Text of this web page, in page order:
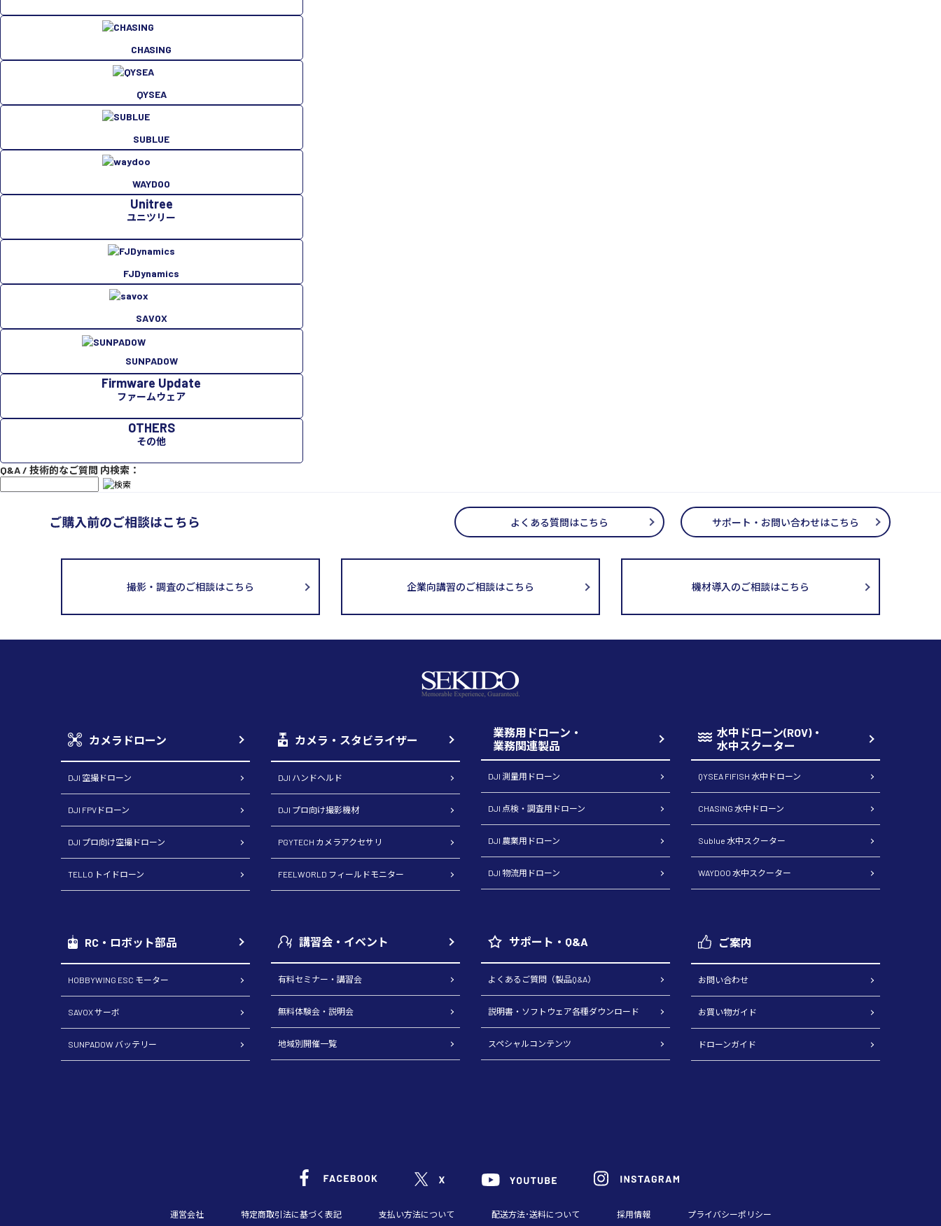
CHASING
QYSEA
SUBLUE
WAYDOO
Unitree
ユニツリー
FJDynamics
SAVOX
SUNPADOW
Firmware Update
ファームウェア
OTHERS
その他
Q&A / 技術的なご質問 内検索：
よくある質問はこちら サポート・お問い合わせはこちら
撮影・調査のご相談はこちら 企業向講習のご相談はこちら 機材導入のご相談はこちら
カメラドローン
DJI 空撮ドローン
DJI FPVドローン
DJI プロ向け空撮ドローン
TELLO トイドローン
カメラ・スタビライザー
DJI ハンドヘルド
DJI プロ向け撮影機材
PGYTECH カメラアクセサリ
FEELWORLD フィールドモニター
業務用ドローン・
業務関連製品
DJI 測量用ドローン
DJI 点検・調査用ドローン
DJI 農業用ドローン
DJI 物流用ドローン
水中ドローン(ROV)・
水中スクーター
QYSEA FIFISH 水中ドローン
CHASING 水中ドローン
Sublue 水中スクーター
WAYDOO 水中スクーター
RC・ロボット部品
HOBBYWING ESC モーター
SAVOX サーボ
SUNPADOW バッテリー
講習会・イベント
有料セミナー・講習会
無料体験会・説明会
地域別開催一覧
サポート・Q&A
よくあるご質問（製品Q&A）
説明書・ソフトウェア各種ダウンロード
スペシャルコンテンツ
ご案内
お問い合わせ
お買い物ガイド
ドローンガイド
運営会社 特定商取引法に基づく表記 支払い方法について 配送方法･送料について 採用情報 プライバシーポリシー